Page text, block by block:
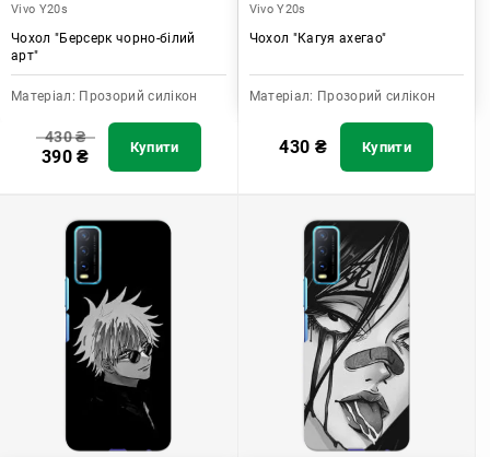
Vivo Y20s
Чохол "Берсерк чорно-білий
арт"
Матеріал: Прозорий силікон
430₴
390₴ Купити
Vivo Y20s
Чохол "Кагуя ахегао"
Матеріал: Прозорий силікон
430 ₴ Купити